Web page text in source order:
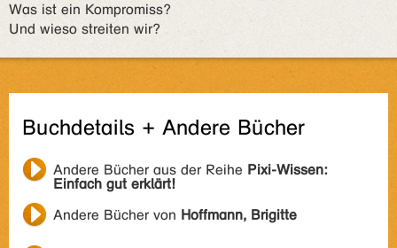
Was ist ein Kompromiss?
Und wieso streiten wir?
Buchdetails + Andere Bücher
Andere Bücher aus der Reihe Pixi-Wissen:
Einfach gut erklärt!
Andere Bücher von Hoffmann, Brigitte